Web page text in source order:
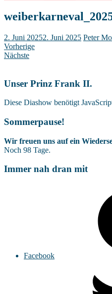
2. Juni 20252. Juni 2025 Peter
Vorherige
Nächste
Unser Prinz Frank II.
Diese Diashow benötigt
Sommerpause!
Wir freuen uns auf ein
Noch 98 Tage.
Immer nah dran mit
Facebook